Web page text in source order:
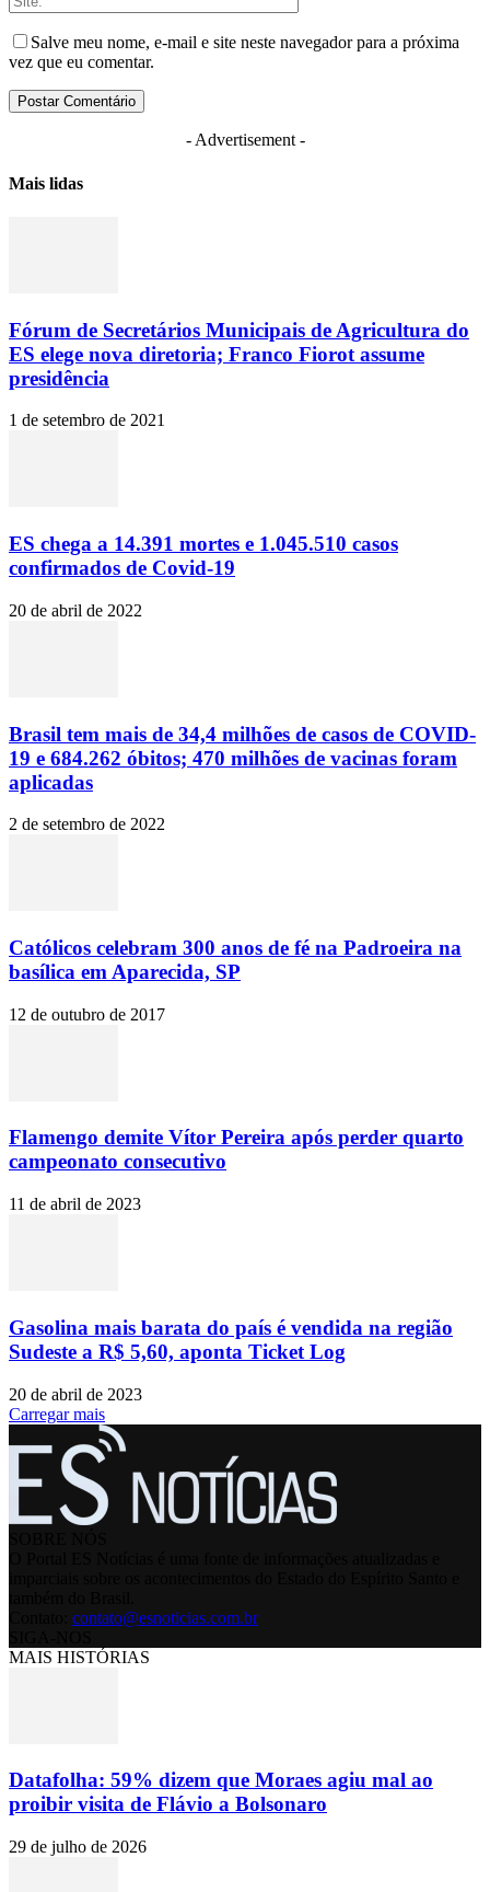
Salve meu nome, e-mail e site neste navegador para a próxima
vez que eu comentar.
- Advertisement -
Mais lidas
Fórum de Secretários Municipais de Agricultura do
ES elege nova diretoria; Franco Fiorot assume
presidência
1 de setembro de 2021
ES chega a 14.391 mortes e 1.045.510 casos
confirmados de Covid-19
20 de abril de 2022
Brasil tem mais de 34,4 milhões de casos de COVID-
19 e 684.262 óbitos; 470 milhões de vacinas foram
aplicadas
2 de setembro de 2022
Católicos celebram 300 anos de fé na Padroeira na
basílica em Aparecida, SP
12 de outubro de 2017
Flamengo demite Vítor Pereira após perder quarto
campeonato consecutivo
11 de abril de 2023
Gasolina mais barata do país é vendida na região
Sudeste a R$ 5,60, aponta Ticket Log
20 de abril de 2023
Carregar mais
contato@esnoticias.com.br
MAIS HISTÓRIAS
Datafolha: 59% dizem que Moraes agiu mal ao
proibir visita de Flávio a Bolsonaro
29 de julho de 2026